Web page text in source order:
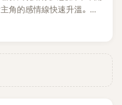
角的感情線快速升溫。最
更接連出現床戲橋段，讓